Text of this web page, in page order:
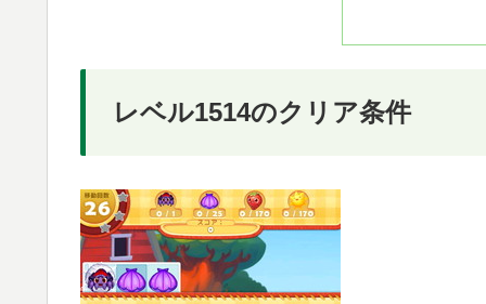
レベル1514のクリア条件